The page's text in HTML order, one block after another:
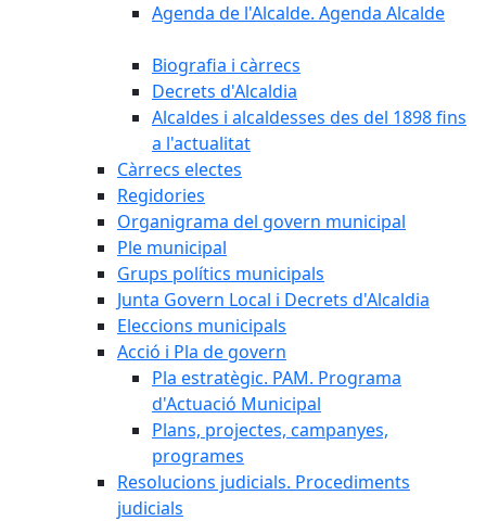
Agenda de l'Alcalde. Agenda Alcalde
Biografia i càrrecs
Decrets d'Alcaldia
Alcaldes i alcaldesses des del 1898 fins
a l'actualitat
Càrrecs electes
Regidories
Organigrama del govern municipal
Ple municipal
Grups polítics municipals
Junta Govern Local i Decrets d'Alcaldia
Eleccions municipals
Acció i Pla de govern
Pla estratègic. PAM. Programa
d'Actuació Municipal
Plans, projectes, campanyes,
programes
Resolucions judicials. Procediments
judicials